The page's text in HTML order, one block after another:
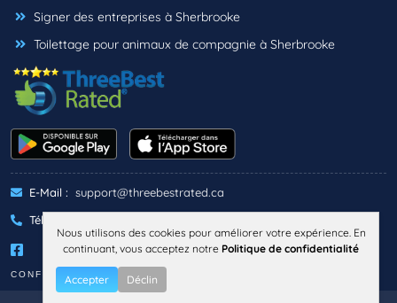
Signer des entreprises à Sherbrooke
Toilettage pour animaux de compagnie à Sherbrooke
E-Mail : support@threebestrated.ca
Téléphone :
CONFIDENTIALITÉ TERMES
Nous utilisons des cookies pour améliorer votre expérience. En
continuant, vous acceptez notre Politique de confidentialité
Accepter Déclin